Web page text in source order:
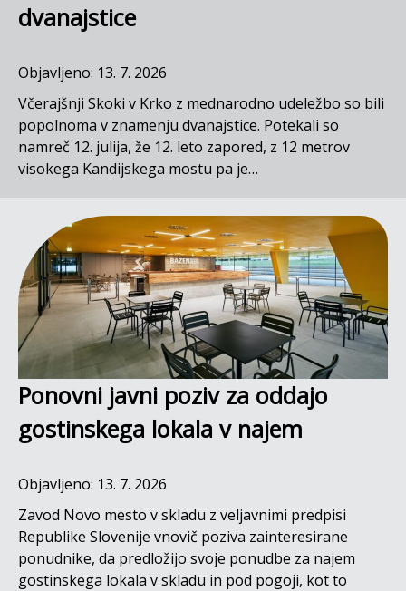
dvanajstice
Objavljeno: 13. 7. 2026
Včerajšnji Skoki v Krko z mednarodno udeležbo so bili
popolnoma v znamenju dvanajstice. Potekali so
namreč 12. julija, že 12. leto zapored, z 12 metrov
visokega Kandijskega mostu pa je…
Ponovni javni poziv za oddajo
gostinskega lokala v najem
Objavljeno: 13. 7. 2026
Zavod Novo mesto v skladu z veljavnimi predpisi
Republike Slovenije vnovič poziva zainteresirane
ponudnike, da predložijo svoje ponudbe za najem
gostinskega lokala v skladu in pod pogoji, kot to